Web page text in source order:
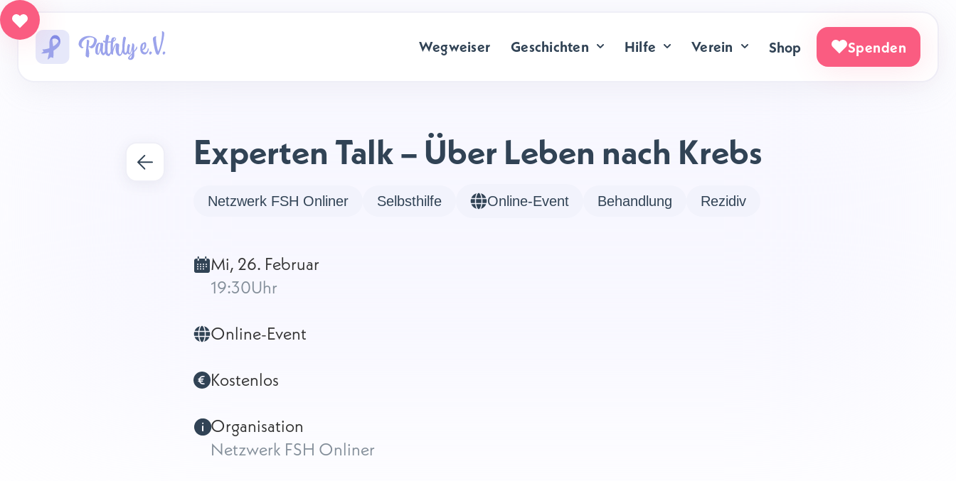
Wegweiser Geschichten Hilfe Verein Shop Spenden
Experten Talk – Über Leben nach Krebs
Netzwerk FSH Onliner Selbsthilfe Online-Event Behandlung Rezidiv
Mi, 26. Februar
19:30Uhr
Online-Event
Kostenlos
Organisation
Netzwerk FSH Onliner